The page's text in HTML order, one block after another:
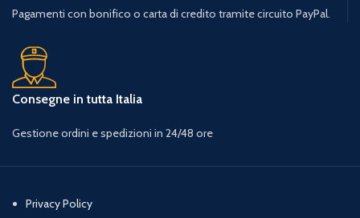
Pagamenti con bonifico o carta di credito tramite circuito PayPal.
Consegne in tutta Italia
Gestione ordini e spedizioni in 24/48 ore
Privacy Policy